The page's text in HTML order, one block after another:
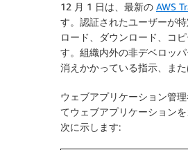
12 月 1 日は、最新の AWS
す。認証されたユーザーが
ロード、ダウンロード、コ
す。組織内外の非デベロッ
消えかかっている指示、ま
ウェブアプリケーション管
てウェブアプリケーション
次に示します: